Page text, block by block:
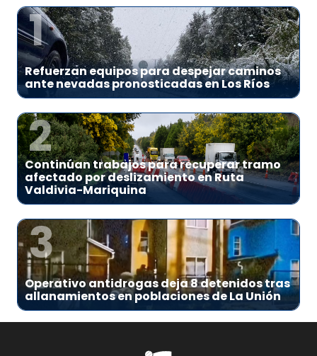
1
Refuerzan equipos para despejar caminos
ante nevadas pronosticadas en Los Ríos
2
Continúan trabajos para recuperar tramo
afectado por deslizamiento en Ruta
Valdivia-Mariquina
3
Operativo antidrogas deja 8 detenidos tras
allanamientos en poblaciones de La Unión